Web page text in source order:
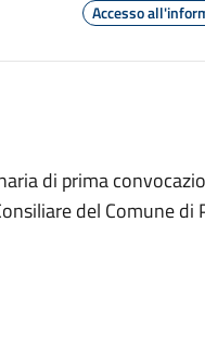
Accesso
di prima
del Comune di